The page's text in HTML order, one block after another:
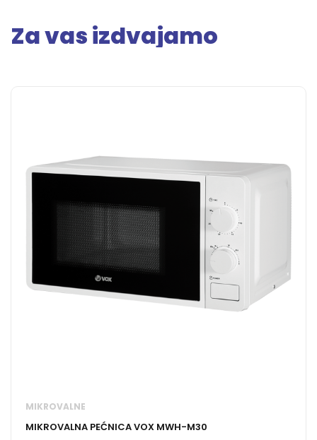
Za vas izdvajamo
MIKROVALNE
MIKROVALNA PEĆNICA VOX MWH-M30